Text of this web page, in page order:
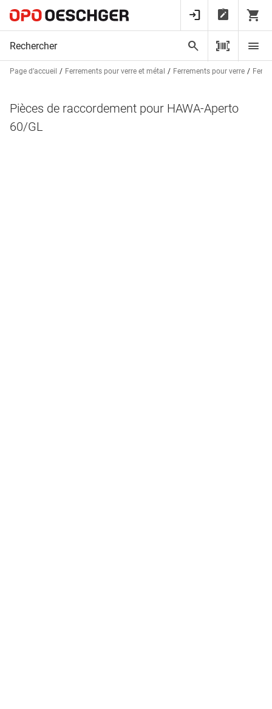
Page d’accueil Ferrements pour verre et métal Ferrements pour verre
Pièces de raccordement pour HAWA-Aperto
60/GL